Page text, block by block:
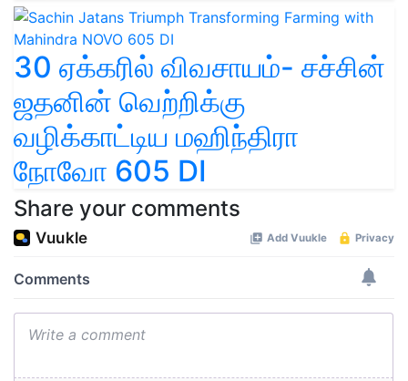
30 ஏக்கரில் விவசாயம்- சச்சின்
ஜதனின் வெற்றிக்கு
வழிக்காட்டிய மஹிந்திரா
நோவோ 605 DI
Share your comments